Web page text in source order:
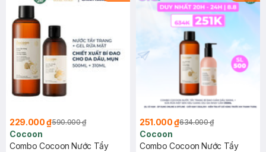
229.000 ₫590.000 ₫
Cocoon
Combo Cocoon Nước Tẩy
251.000 ₫634.000 ₫
Cocoon
Combo Cocoon Nước Tẩy